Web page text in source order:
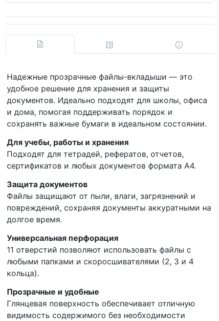
Надежные прозрачные файлы-вкладыши — это
удобное решение для хранения и защиты
документов. Идеально подходят для школы, офиса
и дома, помогая поддерживать порядок и
сохранять важные бумаги в идеальном состоянии.
Для учебы, работы и хранения
Подходят для тетрадей, рефератов, отчетов,
сертификатов и любых документов формата A4.
Защита документов
Файлы защищают от пыли, влаги, загрязнений и
повреждений, сохраняя документы аккуратными на
долгое время.
Универсальная перфорация
11 отверстий позволяют использовать файлы с
любыми папками и скоросшивателями (2, 3 и 4
кольца).
Прозрачные и удобные
Глянцевая поверхность обеспечивает отличную
видимость содержимого без необходимости